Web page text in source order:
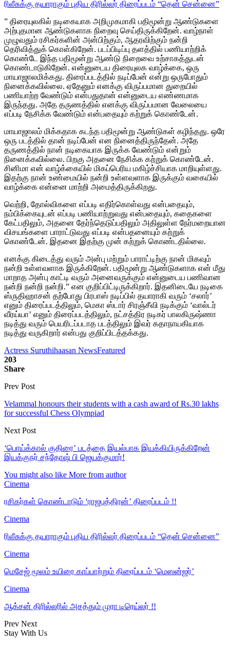
ரிலீசுக்கு தயாராகும் புதிய திரில்லர் திரைப்படம் “தென் சென்னை”
” திரையுலகில் நடிகையாக அறிமுகமாகி பதிமூன்று ஆண்டுகளை
அற்புதமான ஆண்டுகளாக நிறைவு செய்திருக்கிறேன். வாழ்நாள்
முழுவதும் ரசிகர்களின் அன்பிற்கும், ஆதரவிற்கும் நன்றி
தெரிவித்துக் கொள்கிறேன். படப்பிடிப்பு தளத்தில் பணியாற்றிக்
கொண்டே இந்த பதிமூன்று ஆண்டு நிறைவை உற்சாகத்துடன்
கொண்டாடுகிறேன். என்னுடைய திரையுலக வாழ்க்கை, ஒரு
மாயாஜாலமிக்கது. திரைப்படத்தில் நடிப்பேன் என்று ஒருபோதும்
நினைக்கவில்லை. ஏதேனும் எனக்கு விருப்பமான துறையில்
பணியாற்ற வேண்டும் என்பதுதான் என்னுடைய எண்ணமாக
இருந்தது. அதே தருணத்தில் எனக்கு விருப்பமான வேலையை
எப்படி நேசிக்க வேண்டும் என்பதையும் கற்றுக் கொண்டேன்.
மாயாஜாலம் மிக்கதாக கடந்த பதிமூன்று ஆண்டுகள் கழிந்தது. ஒரே
ஒரு படத்தில் தான் நடிப்பேன் என நினைத்திருந்தேன். அதே
தருணத்தில் நான் நடிகையாக இருக்க வேண்டும் என்றும்
நினைக்கவில்லை. பிறகு அதனை நேசிக்க கற்றுக் கொண்டேன்.
சினிமா என் வாழ்க்கையில் மிகப்பெரிய மகிழ்ச்சியாக மாறியுள்ளது.
இதற்கு நான் உண்மையில் நன்றி உள்ளவளாக இருக்கும் வகையில்
வாழ்க்கை என்னை மாற்றி அமைத்திருக்கிறது.
வெற்றி, தோல்விகளை எப்படி எதிர்கொள்வது என்பதையும்,
நம்பிக்கையுடன் எப்படி பணியாற்றுவது என்பதையும், கதைகளை
கேட்பதிலும், அதனை தேர்ந்தெடுப்பதிலும் அதிலுள்ள நேர்மறையான
விசயங்களை பாராட்டுவது எப்படி என்பதனையும் கற்றுக்
கொண்டேன். இதனை இதற்கு முன் கற்றுக் கொண்டதில்லை.
எனக்கு கிடைத்து வரும் அன்பு மற்றும் பாராட்டிற்கு நான் மிகவும்
நன்றி உள்ளவளாக இருக்கிறேன். பதிமூன்று ஆண்டுகளாக என் மீது
மாறாத அன்பு காட்டி வரும் அனைவருக்கும் என்னுடைய பணிவான
நன்றி நன்றி நன்றி.” என குறிப்பிட்டிருக்கிறார். இதனிடையே நடிகை
ஸ்ருதிஹாசன் தற்போது பிரபாஸ் நடிப்பில் தயாராகி வரும் ‘சலார்’
எனும் திரைப்படத்திலும், மெகா ஸ்டார் சிரஞ்சீவி நடிக்கும் ‘வால்டர்
வீரய்யா’ எனும் திரைப்படத்திலும், நட்சத்திர நடிகர் பாலகிருஷ்ணா
நடித்து வரும் பெயரிடப்படாத படத்திலும் இவர் கதாநாயகியாக
நடித்து வருகிறார் என்பது குறிப்பிடத்தக்கது.
Actress Suruthihaasan NewsFeatured
203
Share
Prev Post
Velammal honours their students with a cash award of Rs.30 lakhs
for successful Chess Olympiad
Next Post
‘பொய்க்கால் குதிரை’ படத்தை இயல்பாக இயக்கியிருக்கிறேன்
இயக்குநர் சந்தோஷ் பி ஜெயக்குமார்!
You might also like More from author
Cinema
ரசிகர்கள் கொண்டாடும் ‘ராஜபுத்திரன்’ திரைப்படம் !!
Cinema
ரிலீசுக்கு தயாராகும் புதிய திரில்லர் திரைப்படம் “தென் சென்னை”
Cinema
மெசேஜ் மூலம் உயிரை காப்பாற்றும் திரைப்படம் ‘மெஸன்ஜர்’
Cinema
ஆக்சன் திரில்லரில் அசத்தும் முரா டிரெய்லர் !!
Prev Next
Stay With Us